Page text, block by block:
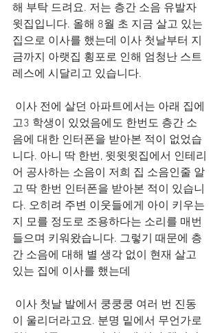
해 부탁 드려요. 저는 층간 소음 유발자
윗집입니다. 올해 8월 초 지금 살고 있는
집으로 이사를 했는데 이사 첫날부터 지
금까지 아랫집 횡포로 인해 엄청난 스트
레스에 시달리고 있습니다.
고3 학생이 있었음에도 한번도 층간 소
음에 대한 인터폰을 받아본 적이 없었습
니다. 아니 딱 한번, 윗윗윗집에서 인테리
어 공사하는 소음이 저희 집 소음인줄 알
고 딱 한번 인터폰을 받아본 적이 있습니
다. 오히려 주변 이웃들에게 아이 키우는
지 모를 정도로 조용하다는 소리를 매번
들으며 키워왔습니다. 그렇기 때문에 층
간 소음에 대해 별 생각 없이 현재 살고
있는 집에 이사를 했는데
이 울리더라고요. 분명 밑에서 무언가로